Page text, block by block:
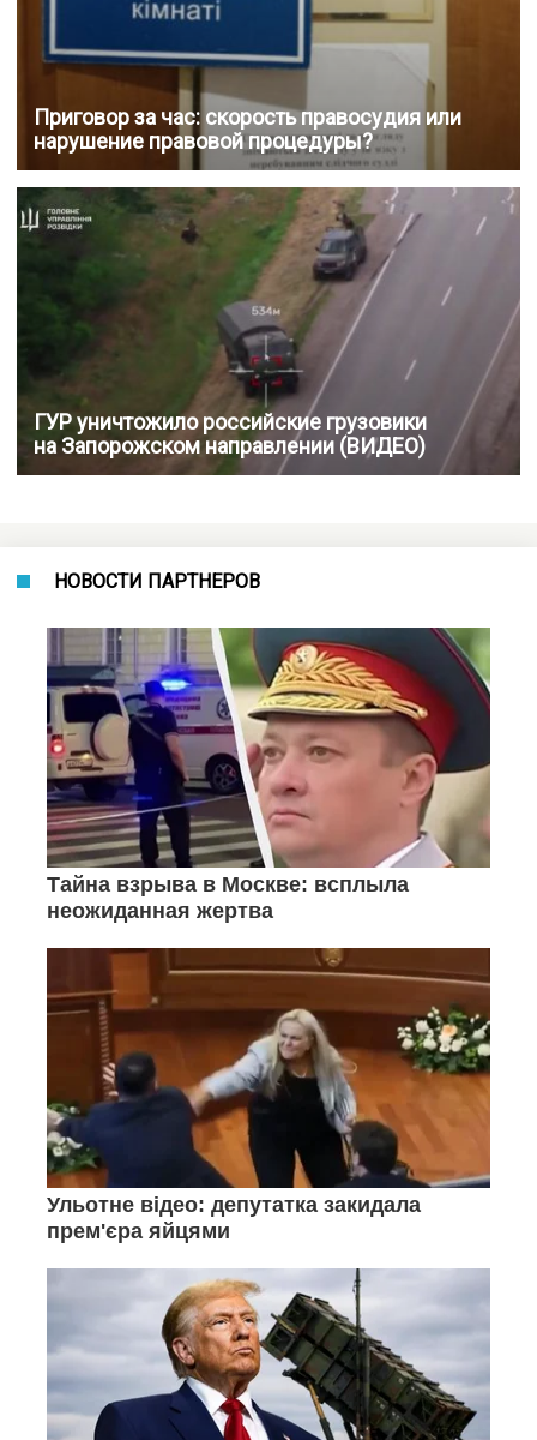
Приговор за час: скорость правосудия или
нарушение правовой процедуры?
ГУР уничтожило российские грузовики
на Запорожском направлении (ВИДЕО)
НОВОСТИ ПАРТНЕРОВ